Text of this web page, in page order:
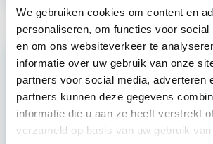
We gebruiken cookies om content en
personaliseren, om functies voor social
en om ons websiteverkeer te
informatie over uw gebruik van onze
partners voor social media, adverteren
partners kunnen deze gegevens
informatie die u aan ze heeft verstrekt
verzameld op basis van uw gebruik van